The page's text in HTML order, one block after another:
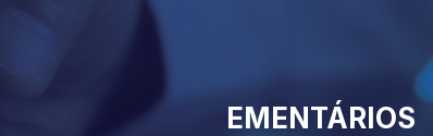
EMENTÁRIOS